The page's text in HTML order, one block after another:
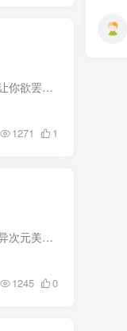
本期推荐十款近期更新的游戏最新版，无论是画质上还是剧情玩法上都属上乘，肯定让你欲罢不能。 01 战神5：诸神黄昏 《战神5：诸神黄昏》是一款由索尼制作并发行的动作冒险游戏，完美继承了《战...
1271 1
今儿个给大伙儿整个好活儿！咱得聊聊这个让人心砰砰跳的梦幻游戏——《进击吧，异次元美少女》《女神保卫战》！这游戏，那可真是男人的梦幻天堂，让你能驾驭各种风格的韩国美少女，挑花了眼都。...
1245 0